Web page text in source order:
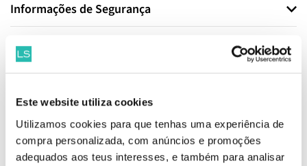
Este website utiliza cookies
Utilizamos cookies para que tenhas uma experiência de
compra personalizada, com anúncios e promoções
adequados aos teus interesses, e também para analisar
Informações de Segurança
Informações de Fabricante
Produtos Relacionados